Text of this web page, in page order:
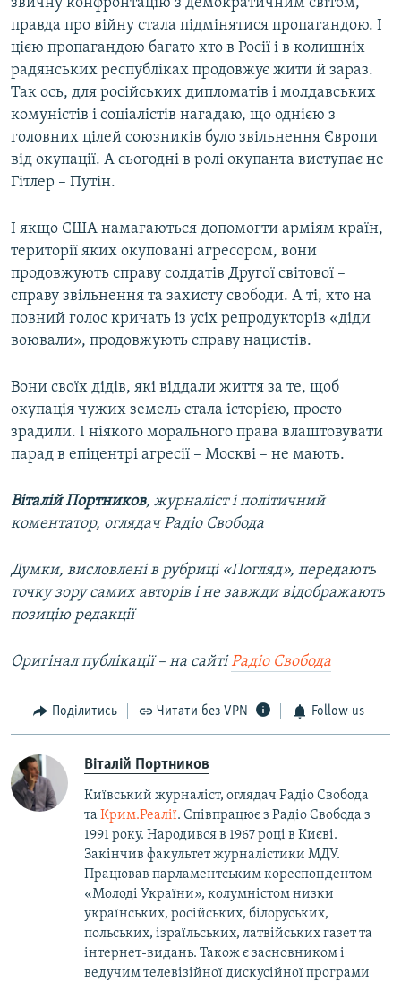
звичну конфронтацію з демократичним світом,
правда про війну стала підмінятися пропагандою. І
цією пропагандою багато хто в Росії і в колишніх
радянських республіках продовжує жити й зараз.
Так ось, для російських дипломатів і молдавських
комуністів і соціалістів нагадаю, що однією з
головних цілей союзників було звільнення Європи
від окупації. А сьогодні в ролі окупанта виступає не
Гітлер – Путін.
І якщо США намагаються допомогти арміям країн,
території яких окуповані агресором, вони
продовжують справу солдатів Другої світової –
справу звільнення та захисту свободи. А ті, хто на
повний голос кричать із усіх репродукторів «діди
воювали», продовжують справу нацистів.
Вони своїх дідів, які віддали життя за те, щоб
окупація чужих земель стала історією, просто
зрадили. І ніякого морального права влаштовувати
парад в епіцентрі агресії – Москві – не мають.
Віталій Портников, журналіст і політичний
коментатор, оглядач Радіо Свобода
Думки, висловлені в рубриці «Погляд», передають
точку зору самих авторів і не завжди відображають
позицію редакції
Оригінал публікації –​ на сайтіРадіо Свобода
Поділитись Читати без VPN Follow us
Віталій Портников
Київський журналіст, оглядач Радіо Свобода
та Крим.Реалії. Співпрацює з Радіо Свобода з
1991 року. Народився в 1967 році в Києві.
Закінчив факультет журналістики МДУ.
Працював парламентським кореспондентом
«Молоді України», колумністом низки
українських, російських, білоруських,
польських, ізраїльських, латвійських газет та
інтернет-видань. Також є засновником і
ведучим телевізійної дискусійної програми